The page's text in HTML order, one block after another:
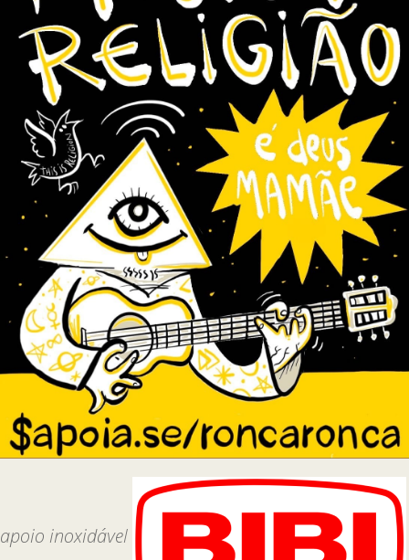
apoio inoxidável